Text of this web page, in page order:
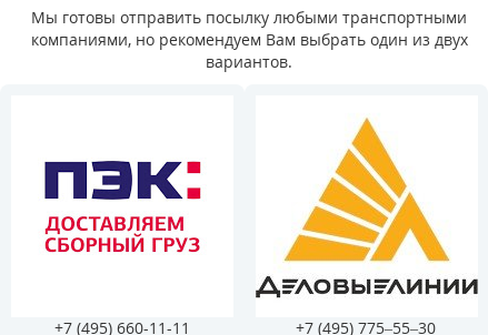
Мы готовы отправить посылку любыми транспортными
компаниями, но рекомендуем Вам выбрать один из двух
вариантов.
+7 (495) 660-11-11 +7 (495) 775–55–30